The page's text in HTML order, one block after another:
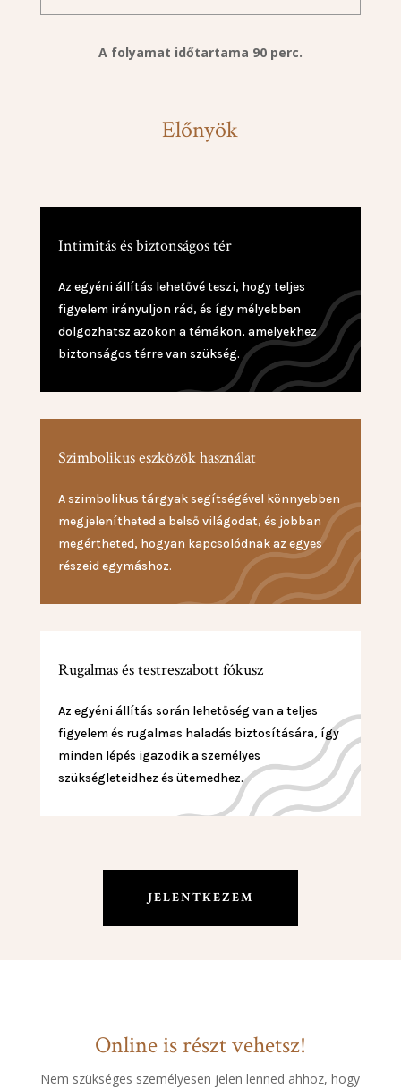
A folyamat időtartama 90 perc.
Előnyök
Intimitás és biztonságos tér
Az egyéni állítás lehetővé teszi, hogy teljes
figyelem irányuljon rád, és így mélyebben
dolgozhatsz azokon a témákon, amelyekhez
biztonságos térre van szükség.
Szimbolikus eszközök használat
A szimbolikus tárgyak segítségével könnyebben
megjelenítheted a belső világodat, és jobban
megértheted, hogyan kapcsolódnak az egyes
részeid egymáshoz.
Rugalmas és testreszabott fókusz
Az egyéni állítás során lehetőség van a teljes
figyelem és rugalmas haladás biztosítására, így
minden lépés igazodik a személyes
szükségleteidhez és ütemedhez.
JELENTKEZEM
Online is részt vehetsz!
Nem szükséges személyesen jelen lenned ahhoz, hogy